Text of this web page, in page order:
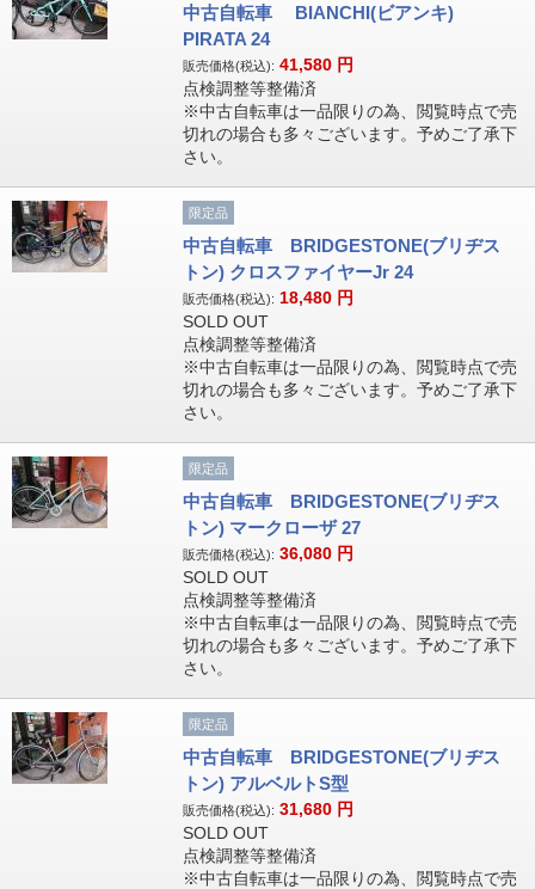
中古自転車 BIANCHI(ビアンキ)
PIRATA 24
販売価格(税込): 41,580 円
点検調整等整備済
※中古自転車は一品限りの為、閲覧時点で売
切れの場合も多々ございます。予めご了承下
さい。
限定品
中古自転車 BRIDGESTONE(ブリヂス
トン) クロスファイヤーJr 24
販売価格(税込): 18,480 円
SOLD OUT
点検調整等整備済
※中古自転車は一品限りの為、閲覧時点で売
切れの場合も多々ございます。予めご了承下
さい。
限定品
中古自転車 BRIDGESTONE(ブリヂス
トン) マークローザ 27
販売価格(税込): 36,080 円
SOLD OUT
点検調整等整備済
※中古自転車は一品限りの為、閲覧時点で売
切れの場合も多々ございます。予めご了承下
さい。
限定品
中古自転車 BRIDGESTONE(ブリヂス
トン) アルベルトS型
販売価格(税込): 31,680 円
SOLD OUT
点検調整等整備済
※中古自転車は一品限りの為、閲覧時点で売